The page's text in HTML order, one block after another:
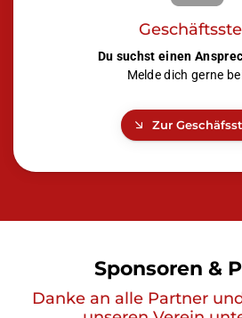
Du suchst einen
Melde dich gerne
Zur
Sponsoren &
Danke an alle Partner